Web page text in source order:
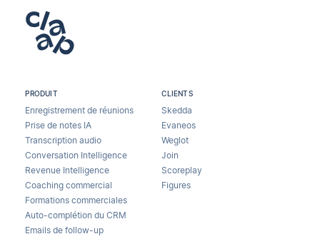
PRODUIT
Enregistrement de réunions
Prise de notes IA
Transcription audio
Conversation Intelligence
Revenue Intelligence
Coaching commercial
Formations commerciales
Auto-complétion du CRM
Emails de follow-up
CLIENTS
Skedda
Evaneos
Weglot
Join
Scoreplay
Figures